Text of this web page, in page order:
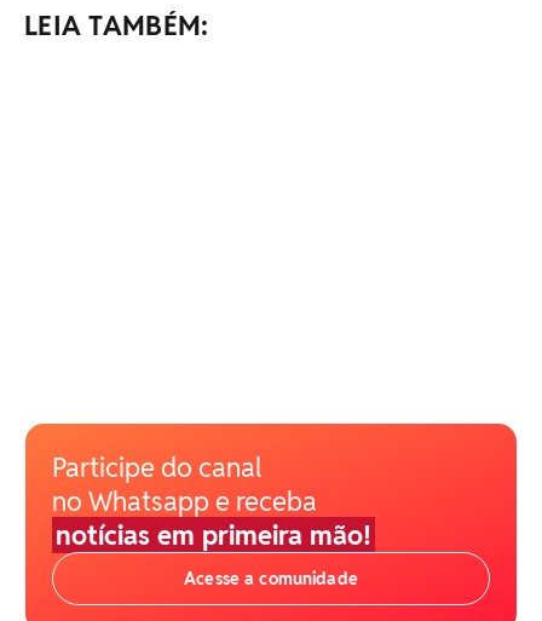
LEIA TAMBÉM:
Participe do canal
no Whatsapp e receba
notícias em primeira mão!
Acesse a comunidade